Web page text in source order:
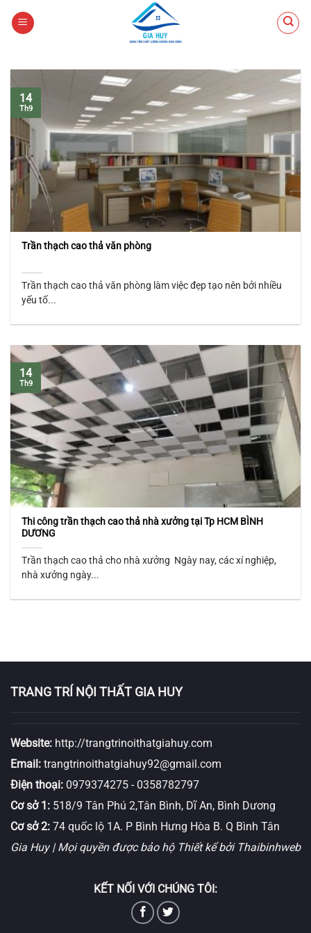
đến
Trần thạch cao thả văn phòng
Trần thạch cao thả văn phòng làm việc đẹp tạo nên bởi nhiều
yếu tố...
14
Th9
Thi công trần thạch cao thả nhà xưởng tại Tp HCM BÌNH
DƯƠNG
Trần thạch cao thả cho nhà xưởng Ngày nay, các xí nghiệp,
nhà xưởng ngày...
14
Th9
TRANG TRÍ NỘI THẤT GIA HUY
Website: http://trangtrinoithatgiahuy.com
Email: trangtrinoithatgiahuy92@gmail.com
Điện thoại: 0979374275 - 0358782797
Cơ sở 1: 518/9 Tân Phú 2,Tân Bình, Dĩ An, Bình Dương
Cơ sở 2: 74 quốc lộ 1A. P Bình Hưng Hòa B. Q Bình Tân
Gia Huy | Mọi quyền được bảo hộ Thiết kể bởi Thaibinhweb
KẾT NỐI VỚI CHÚNG TÔI: